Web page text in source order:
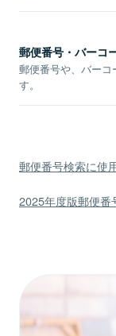
郵便番号・バーコ
郵便番号や、バーコ
す。
郵便番号検索に使
2025年度版郵便番